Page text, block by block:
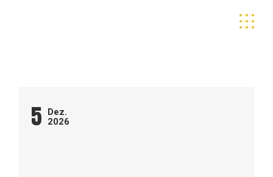
5 Dez.
2026